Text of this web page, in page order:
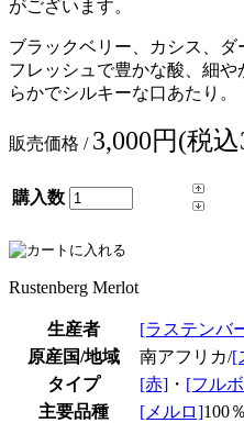
がございます。
ブラックベリー、カシス、ダ
フレッシュで豊かな酸、細
らかでシルキーな口あたり。
販売価格 / 3,000円(税
購入数
Rustenberg Merlot
生産者
[ラステンバ
原産国/地域
南アフリカ/[
タイプ
[赤] ・ [フル
主要品種
[メルロ]100％